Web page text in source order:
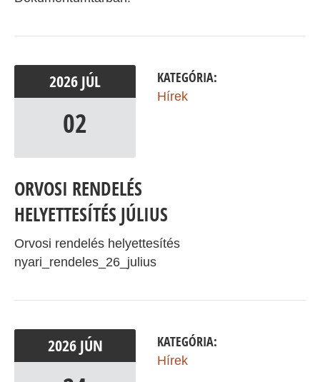
2026 JÚL
02
KATEGÓRIA:
Hírek
ORVOSI RENDELÉS
HELYETTESÍTÉS JÚLIUS
Orvosi rendelés helyettesítés
nyari_rendeles_26_julius
2026 JÚN KATEGÓRIA:
Hírek